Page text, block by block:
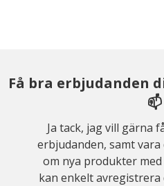
Få bra erbjudanden
📫
Ja tack, jag vill gärna
erbjudanden, samt
om nya produkter
kan enkelt